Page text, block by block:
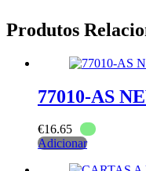
Produtos
77010-AS
€16.65
Adicionar